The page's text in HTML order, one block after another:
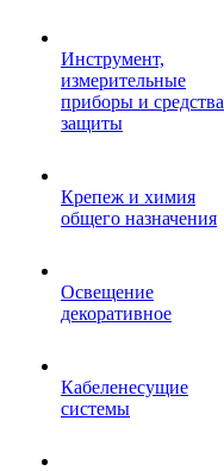
Инструмент,
измерительные
приборы и средства
защиты
Крепеж и химия
общего назначения
Освещение
декоративное
Кабеленесущие
системы